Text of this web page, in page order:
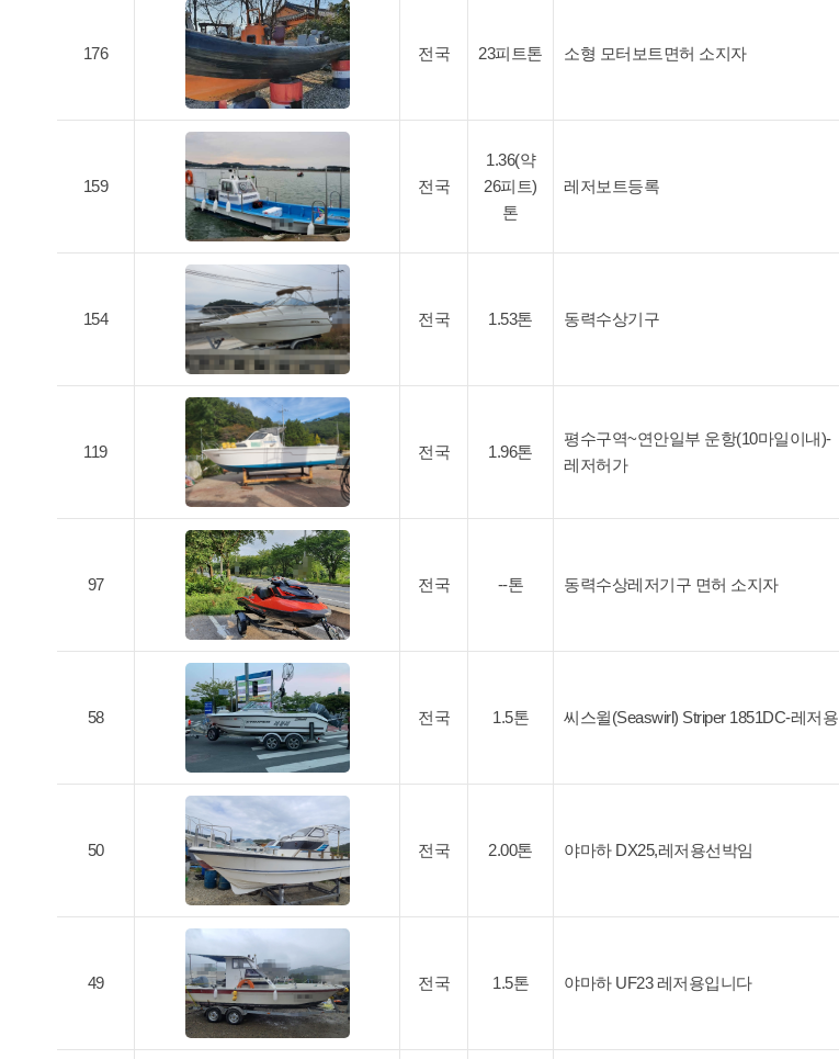
176 전국 23피트톤 소형 모터보트면허 소지자
159 전국
1.36(약
26피트)
톤
레저보트등록
154 전국 1.53톤 동력수상기구
119 전국 1.96톤
평수구역~연안일부 운항(10마일이내)-
레저허가
97 전국 --톤 동력수상레저기구 면허 소지자
58 전국 1.5톤 씨스윌(Seaswirl) Striper 1851DC-레저용
50 전국 2.00톤 야마하 DX25,레저용선박임
49 전국 1.5톤 야마하 UF23 레저용입니다